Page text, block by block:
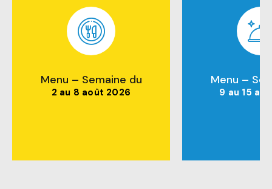
Menu – Semaine du
2 au 8 août 2026
Menu –
9 au 15